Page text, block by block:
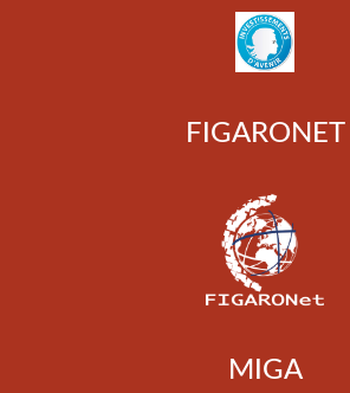
FIGARONET
MIGA